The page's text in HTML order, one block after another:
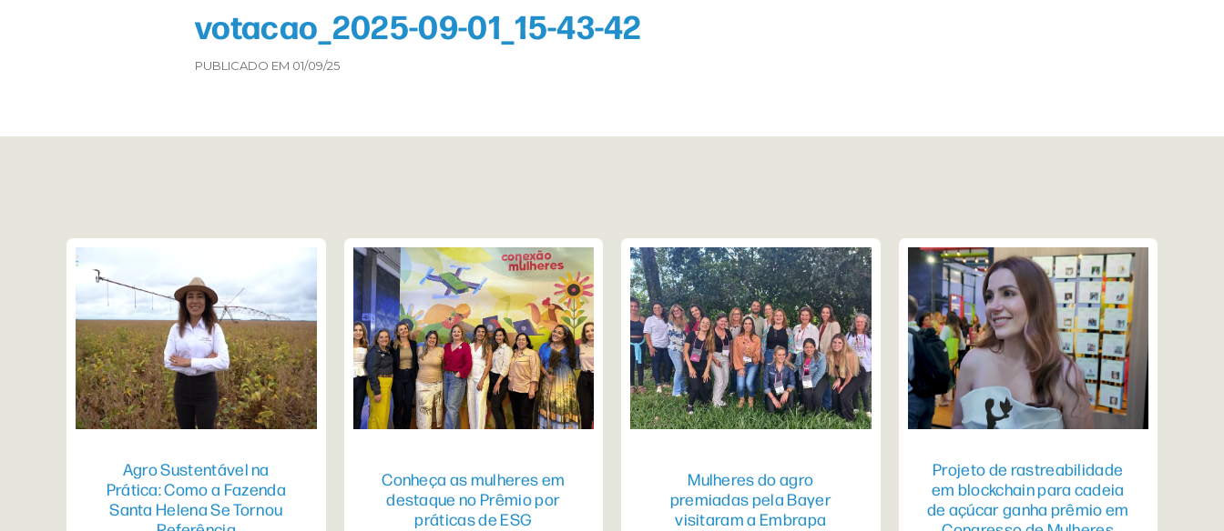
votacao_2025-09-01_15-43-42
PUBLICADO EM 01/09/25
Agro Sustentável na
Prática: Como a Fazenda
Santa Helena Se Tornou
Conheça as mulheres em
destaque no Prêmio por
práticas de ESG
Mulheres do agro
premiadas pela Bayer
visitaram a Embrapa
Projeto de rastreabilidade
em blockchain para cadeia
de açúcar ganha prêmio em